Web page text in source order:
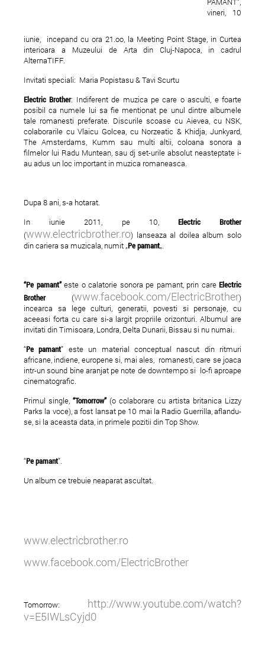
Galeria
Brazda lui Novac lanseaza
"Dizzy"
Party Alternative
Popa Nan 82
vineri, 10
iunie, incepand cu ora 21.oo, la Meeting Point Stage, in Curtea
interioara a Muzeului de Arta din Cluj-Napoca, in cadrul
AlternaTIFF.
Invitati speciali: Maria Popistasu & Tavi Scurtu
Electric Brother: Indiferent de muzica pe care o asculti, e foarte
posibil ca numele lui sa fie mentionat pe unul dintre albumele
tale romanesti preferate. Discurile scoase cu Aievea, cu NSK,
colaborarile cu Vlaicu Golcea, cu Norzeatic & Khidja, Junkyard,
The Amsterdams, Kumm sau multi altii, coloana sonora a
filmelor lui Radu Muntean, sau dj set-urile absolut neasteptate i-
au adus un loc important in muzica romaneasca.
Dupa 8 ani, s-a hotarat.
In iunie 2011, pe 10, Electric Brother
(www.electricbrother.ro) lanseaza al doilea album solo
din cariera sa muzicala, numit „Pe pamant„.
“Pe pamant”este o calatorie sonora pe pamant, prin care Electric
Brother(www.facebook.com/ElectricBrother)
incearca sa lege culturi, generatii, povesti si personaje, cu
aceeasi forta cu care si-a largit propriile orizonturi. Albumul are
invitati din Timisoara, Londra, Delta Dunarii, Bissau si nu numai.
“Pe pamant” este un material conceptual nascut din ritmuri
africane, indiene, europene si, mai ales, romanesti, care se joaca
intr-un sound bine aranjat pe note de downtempo si lo-fi aproape
cinematografic.
Primul single, “Tomorrow”(o colaborare cu artista britanica Lizzy
Parks la voce), a fost lansat pe 10 mai la Radio Guerrilla, aflandu-
se, si la aceasta data, in primele pozitii din Top Show.
“Pe pamant”.
Un album ce trebuie neaparat ascultat.
www.electricbrother.ro
www.facebook.com/ElectricBrother
Tomorrow: http://www.youtube.com/watch?
v=E5IWLsCyjd0